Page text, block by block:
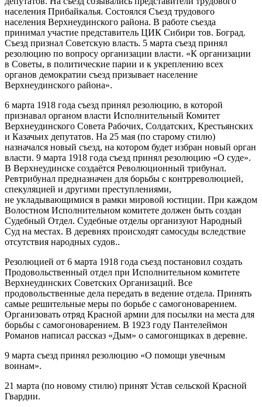
населения Прибайкалья. Состоялся Съезд трудового
населения Верхнеудинского района. В работе съезда
принимал участие представитель ЦИК Сибири тов. Боград.
Съезд признал Советскую власть. 5 марта съезд принял
резолюцию по вопросу организации власти. «К организации
в Советы, в политические парии и к укреплению всех
органов демократии съезд призывает население
Верхнеудинского района».
6 марта 1918 года съезд принял резолюцию, в которой
признавал органом власти Исполнительный Комитет
Верхнеудинского Совета Рабочих, Солдатских, Крестьянских
и Казачьих депутатов. На 25 мая (по старому стилю)
назначался новый съезд, на котором будет избран новый орган
власти. 9 марта 1918 года съезд принял резолюцию «О суде».
В Верхнеудинске создаётся Революционный трибунал.
Ревтрибунал предназначен для борьбы с контрреволюцией,
спекуляцией и другими преступлениями,
не укладывающимися в рамки мировой юстиции. При каждом
Волостном Исполнительном комитете должен быть создан
Судебный Отдел. Судебные отделы организуют Народный
Суд на местах. В деревнях происходят самосуды вследствие
отсутствия народных судов..
Резолюцией от 6 марта 1918 года съезд постановил создать
Продовольственный отдел при Исполнительном комитете
Верхнеудинских Советских Организаций. Все
продовольственные дела передать в ведение отдела. Принять
самые решительные меры по борьбе с самогоноварением.
Организовать отряд Красной армии для посылки на места для
борьбы с самогоноварением. В 1923 году Пантелеймон
Романов написал рассказ «Дым» о самогонщиках в деревне.
9 марта съезд принял резолюцию «О помощи увечным
воинам».
21 марта (по новому стилю) принят Устав сельской Красной
Гвардии.